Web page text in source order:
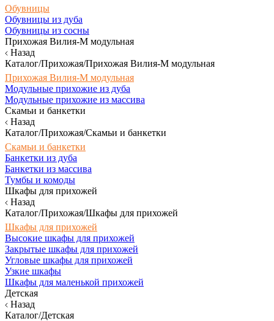
Обувницы
Обувницы из дуба
Обувницы из сосны
Прихожая Вилия-М модульная
Назад
Каталог/Прихожая/Прихожая Вилия-М модульная
Прихожая Вилия-М модульная
Модульные прихожие из дуба
Модульные прихожие из массива
Скамьи и банкетки
Назад
Каталог/Прихожая/Скамьи и банкетки
Скамьи и банкетки
Банкетки из дуба
Банкетки из массива
Тумбы и комоды
Шкафы для прихожей
Назад
Каталог/Прихожая/Шкафы для прихожей
Шкафы для прихожей
Высокие шкафы для прихожей
Закрытые шкафы для прихожей
Угловые шкафы для прихожей
Узкие шкафы
Шкафы для маленькой прихожей
Детская
Назад
Каталог/Детская